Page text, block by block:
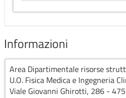
Informazioni
Area Dipartimentale risorse
U.O. Fisica Medica e Ingegneria
Viale Giovanni Ghirotti, 286 -